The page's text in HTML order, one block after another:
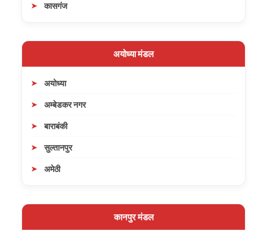
कासगंज
अयोध्या मंडल
अयोध्या
अम्बेडकर नगर
बाराबंकी
सुल्तानपुर
अमेठी
कानपुर मंडल